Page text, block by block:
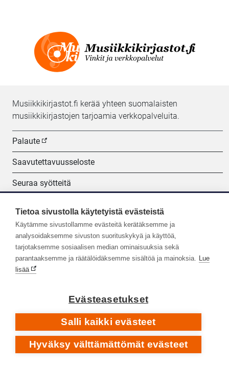
Musiikkikirjastot.fi kerää yhteen suomalaisten
musiikkikirjastojen tarjoamia verkkopalveluita.
Palaute
Saavutettavuusseloste
Seuraa syötteitä
Seuraa meitä:
Tietoa sivustolla käytetyistä evästeistä
Käytämme sivustollamme evästeitä kerätäksemme ja
analysoidaksemme sivuston suorituskykyä ja käyttöä,
tarjotaksemme sosiaalisen median ominaisuuksia sekä
parantaaksemme ja räätälöidäksemme sisältöä ja mainoksia. Lue
lisää
Evästeasetukset
Salli kaikki evästeet
Hyväksy välttämättömät evästeet